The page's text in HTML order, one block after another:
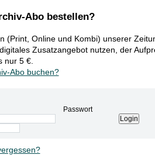
Abo bestellen?
(Print, Online und Kombi) unserer
Zusatzangebot nutzen, der
nur 5 €.
Abo buchen?
Passwort